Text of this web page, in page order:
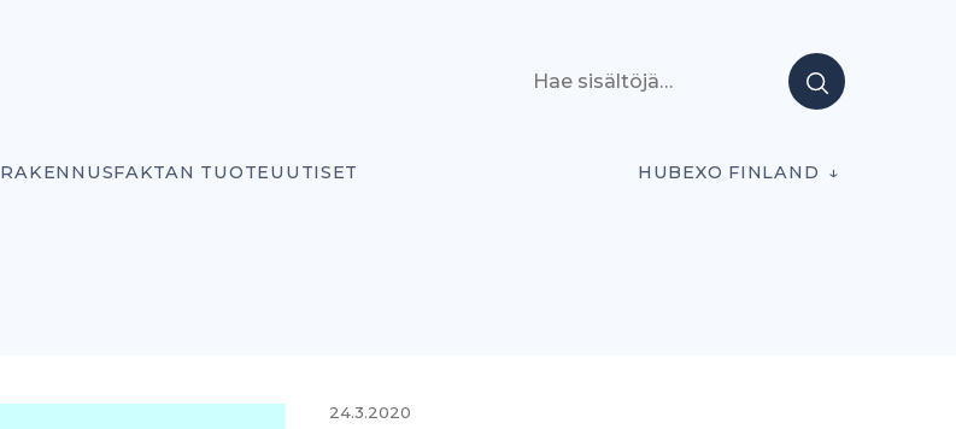
RAKENNUSFAKTAN TUOTEUUTISET HUBEXO FINLAND
24.3.2020